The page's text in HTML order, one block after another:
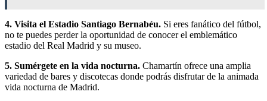
4. Visita el Estadio Santiago Bernabéu. Si eres fanático del fútbol,
no te puedes perder la oportunidad de conocer el emblemático
estadio del Real Madrid y su museo.
5. Sumérgete en la vida nocturna. Chamartín ofrece una amplia
variedad de bares y discotecas donde podrás disfrutar de la animada
vida nocturna de Madrid.